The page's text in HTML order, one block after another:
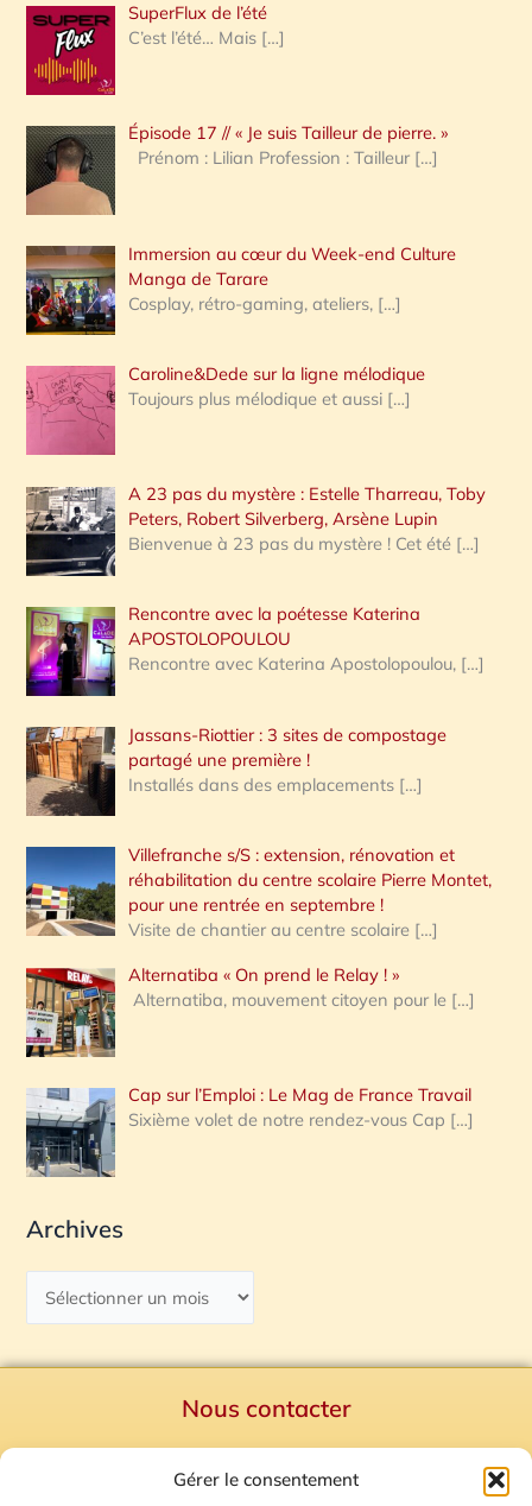
Gérer le consentement
e
r
c
h
e
:
SuperFlux de l’été
C’est l’été… Mais […]
Épisode 17 // « Je suis Tailleur de pierre. »
Prénom : Lilian Profession : Tailleur […]
Immersion au cœur du Week-end Culture
Manga de Tarare
Cosplay, rétro-gaming, ateliers, […]
Caroline&Dede sur la ligne mélodique
Toujours plus mélodique et aussi […]
A 23 pas du mystère : Estelle Tharreau, Toby
Peters, Robert Silverberg, Arsène Lupin
Bienvenue à 23 pas du mystère ! Cet été […]
Rencontre avec la poétesse Katerina
APOSTOLOPOULOU
Rencontre avec Katerina Apostolopoulou, […]
Jassans-Riottier : 3 sites de compostage
partagé une première !
Installés dans des emplacements […]
Villefranche s/S : extension, rénovation et
réhabilitation du centre scolaire Pierre Montet,
pour une rentrée en septembre !
Visite de chantier au centre scolaire […]
Alternatiba « On prend le Relay ! »
Alternatiba, mouvement citoyen pour le […]
Cap sur l’Emploi : Le Mag de France Travail
Sixième volet de notre rendez-vous Cap […]
Archives
Nous contacter